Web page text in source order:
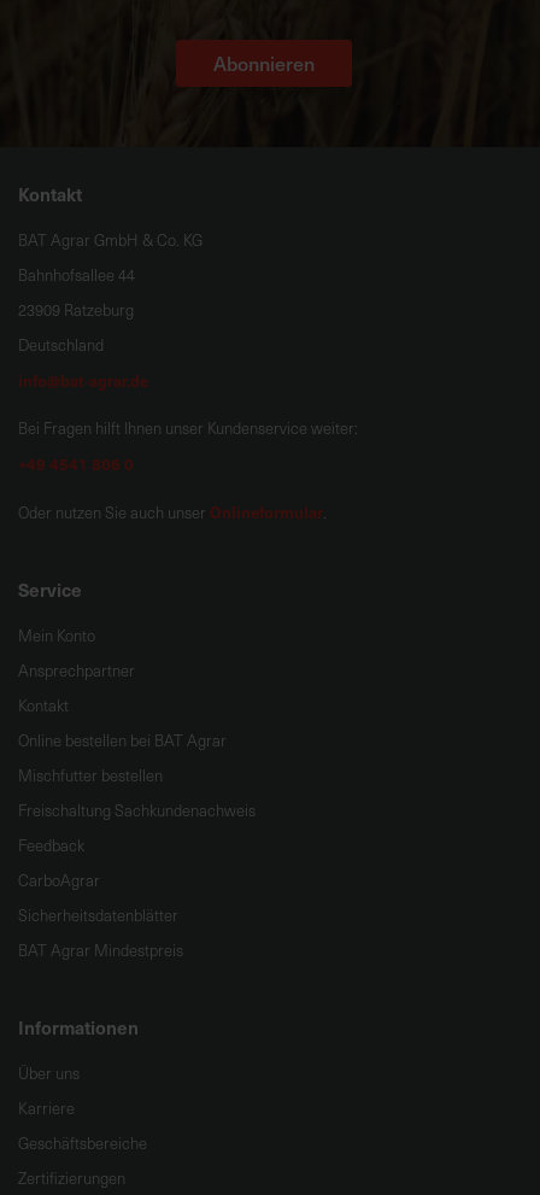
Abonnieren
Kontakt
BAT Agrar GmbH & Co. KG
Bahnhofsallee 44
23909 Ratzeburg
Deutschland
info@bat-agrar.de
Bei Fragen hilft Ihnen unser Kundenservice weiter:
+49 4541 806 0
Oder nutzen Sie auch unser Onlineformular.
Service
Mein Konto
Ansprechpartner
Kontakt
Online bestellen bei BAT Agrar
Mischfutter bestellen
Freischaltung Sachkundenachweis
Feedback
CarboAgrar
Sicherheitsdatenblätter
BAT Agrar Mindestpreis
Informationen
Über uns
Karriere
Geschäftsbereiche
Zertifizierungen